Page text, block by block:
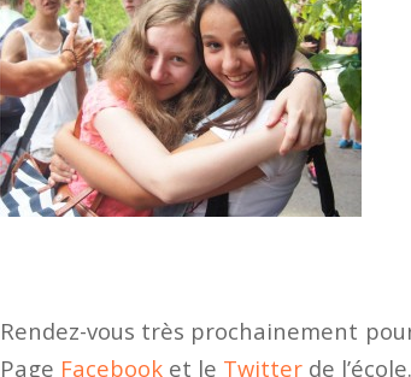
Rendez-vous très prochainement
Page Facebook et le Twitter de l’école.